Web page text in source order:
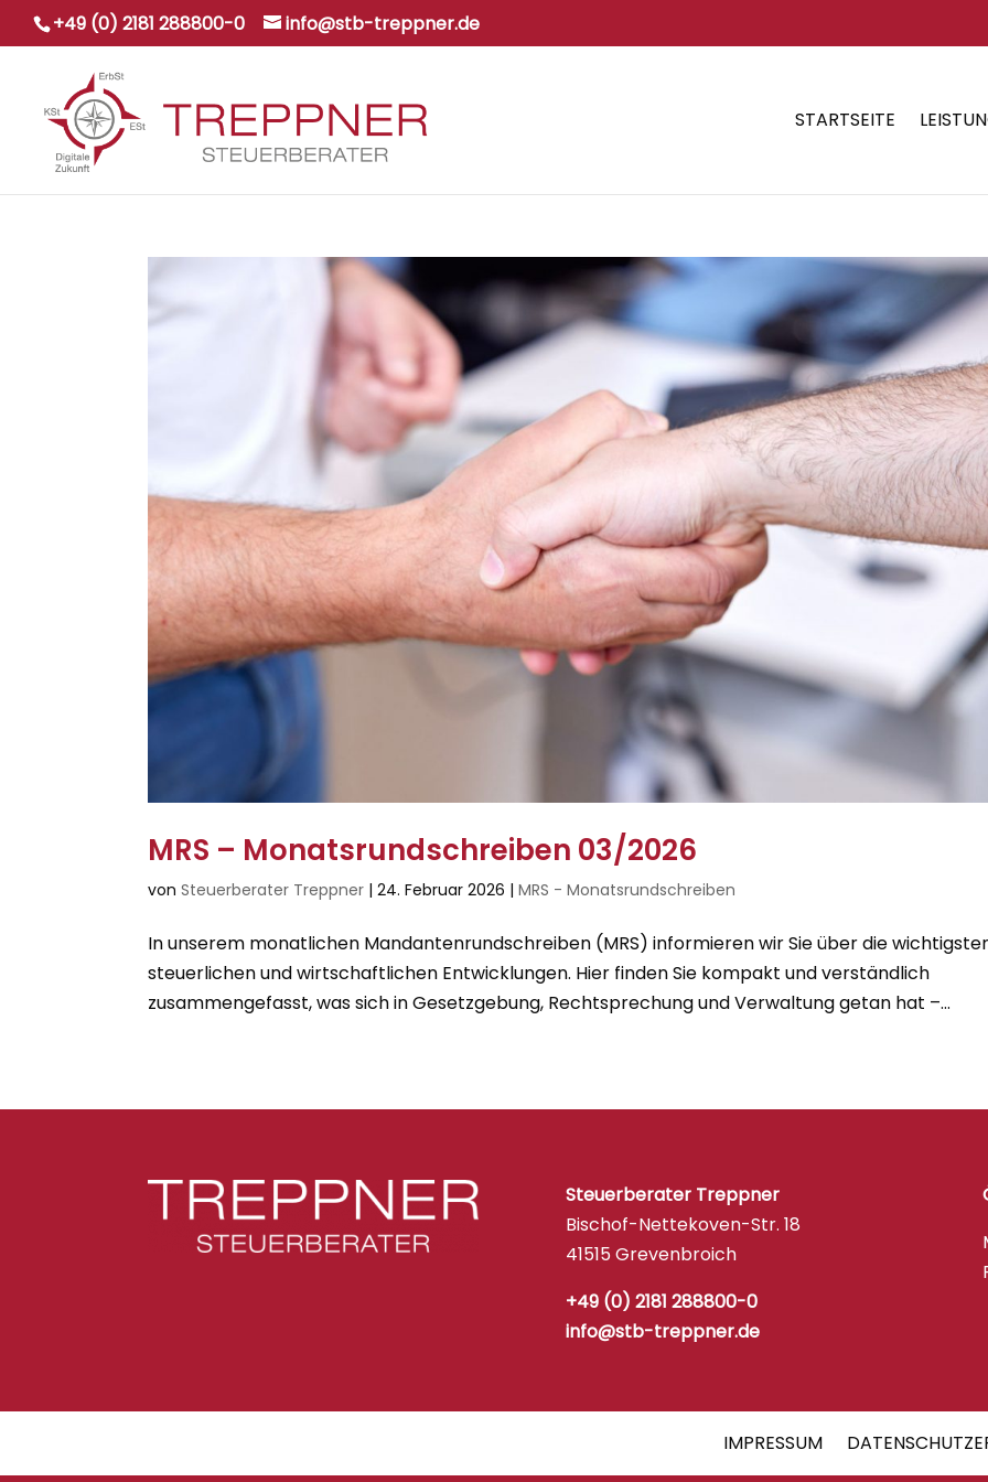
+49 (0) 2181 288800-0 info@stb-treppner.de
STARTSEITE
MRS – Monatsrundschreiben 03/2026
vonSteuerberater Treppner |24. Februar 2026 |MRS - Monatsrundschreiben
In unserem monatlichen Mandantenrundschreiben (MRS) informieren wir Sie über die
steuerlichen und wirtschaftlichen Entwicklungen. Hier finden Sie kompakt und verständlich
zusammengefasst, was sich in Gesetzgebung, Rechtsprechung und Verwaltung getan hat –...
Steuerberater Treppner
Bischof-Nettekoven-Str. 18
41515 Grevenbroich
+49 (0) 2181 288800-0
info@stb-treppner.de
IMPRESSUM